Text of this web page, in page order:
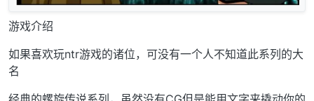
游戏介绍
如果喜欢玩ntr游戏的诸位，可没有一个人不知道此系列的大
名